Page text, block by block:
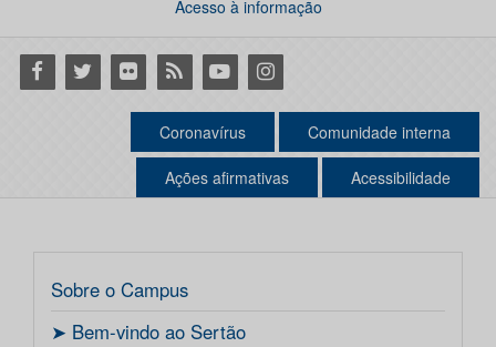
Acesso à informação
Facebook
Twitter Flickr RSS YoutubeInstagram
Coronavírus Comunidade interna
Ações afirmativas Acessibilidade
Sobre o Campus
ㅤ➤ Bem-vindo ao Sertão